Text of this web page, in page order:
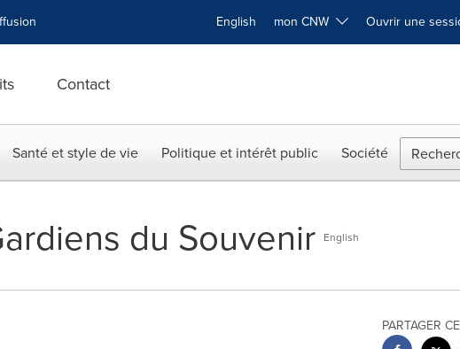
English mon CNW Ouvrir une
Contact
Santé et style de vie Politique et intérêt public Société
du Souvenir English
PARTAGER